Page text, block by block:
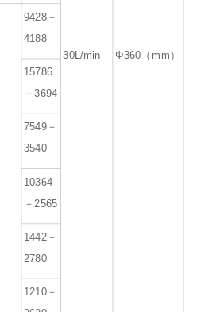
30L/min Φ360（mm）
9428－
4188
15786
－3694
7549－
3540
10364
－2565
1442－
2780
1210－